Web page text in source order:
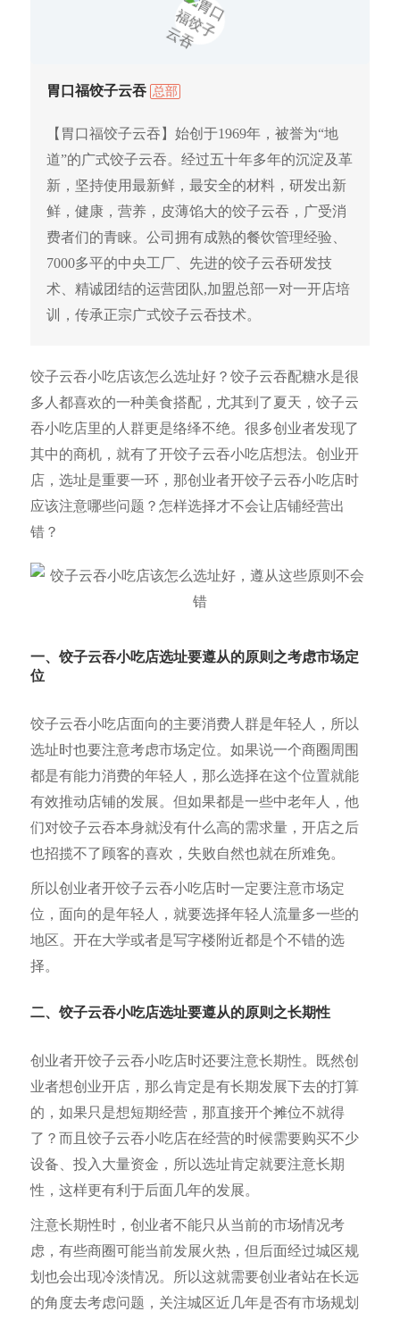
胃口福饺子云吞 总部
【胃口福饺子云吞】始创于1969年，被誉为“地
道”的广式饺子云吞。经过五十年多年的沉淀及革
新，坚持使用最新鲜，最安全的材料，研发出新
鲜，健康，营养，皮薄馅大的饺子云吞，广受消
费者们的青睐。公司拥有成熟的餐饮管理经验、
7000多平的中央工厂、先进的饺子云吞研发技
术、精诚团结的运营团队,加盟总部一对一开店培
训，传承正宗广式饺子云吞技术。
饺子云吞小吃店该怎么选址好？饺子云吞配糖水是很
多人都喜欢的一种美食搭配，尤其到了夏天，饺子云
吞小吃店里的人群更是络绎不绝。很多创业者发现了
其中的商机，就有了开饺子云吞小吃店想法。创业开
店，选址是重要一环，那创业者开饺子云吞小吃店时
应该注意哪些问题？怎样选择才不会让店铺经营出
错？
一、饺子云吞小吃店选址要遵从的原则之考虑市场定
位
饺子云吞小吃店面向的主要消费人群是年轻人，所以
选址时也要注意考虑市场定位。如果说一个商圈周围
都是有能力消费的年轻人，那么选择在这个位置就能
有效推动店铺的发展。但如果都是一些中老年人，他
们对饺子云吞本身就没有什么高的需求量，开店之后
也招揽不了顾客的喜欢，失败自然也就在所难免。
所以创业者开饺子云吞小吃店时一定要注意市场定
位，面向的是年轻人，就要选择年轻人流量多一些的
地区。开在大学或者是写字楼附近都是个不错的选
择。
二、饺子云吞小吃店选址要遵从的原则之长期性
创业者开饺子云吞小吃店时还要注意长期性。既然创
业者想创业开店，那么肯定是有长期发展下去的打算
的，如果只是想短期经营，那直接开个摊位不就得
了？而且饺子云吞小吃店在经营的时候需要购买不少
设备、投入大量资金，所以选址肯定就要注意长期
性，这样更有利于后面几年的发展。
注意长期性时，创业者不能只从当前的市场情况考
虑，有些商圈可能当前发展火热，但后面经过城区规
划也会出现冷淡情况。所以这就需要创业者站在长远
的角度去考虑问题，关注城区近几年是否有市场规划